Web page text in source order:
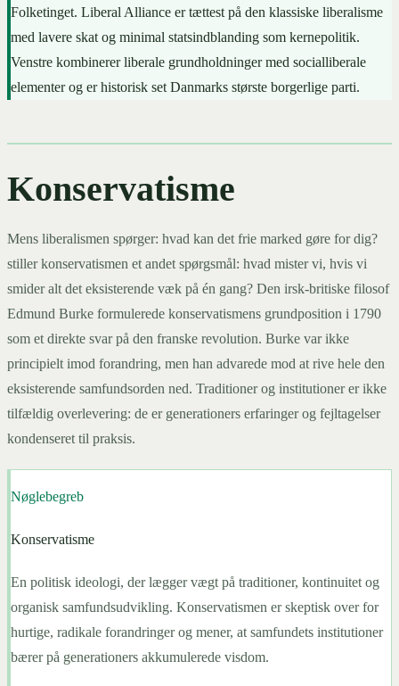
Folketinget. Liberal Alliance er tættest på den klassiske liberalisme
med lavere skat og minimal statsindblanding som kernepolitik.
Venstre kombinerer liberale grundholdninger med socialliberale
elementer og er historisk set Danmarks største borgerlige parti.
Konservatisme
Mens liberalismen spørger: hvad kan det frie marked gøre for dig?
stiller konservatismen et andet spørgsmål: hvad mister vi, hvis vi
smider alt det eksisterende væk på én gang? Den irsk-britiske filosof
Edmund Burke formulerede konservatismens grundposition i 1790
som et direkte svar på den franske revolution. Burke var ikke
principielt imod forandring, men han advarede mod at rive hele den
eksisterende samfundsorden ned. Traditioner og institutioner er ikke
tilfældig overlevering: de er generationers erfaringer og fejltagelser
kondenseret til praksis.
Nøglebegreb
Konservatisme
En politisk ideologi, der lægger vægt på traditioner, kontinuitet og
organisk samfundsudvikling. Konservatismen er skeptisk over for
hurtige, radikale forandringer og mener, at samfundets institutioner
bærer på generationers akkumulerede visdom.